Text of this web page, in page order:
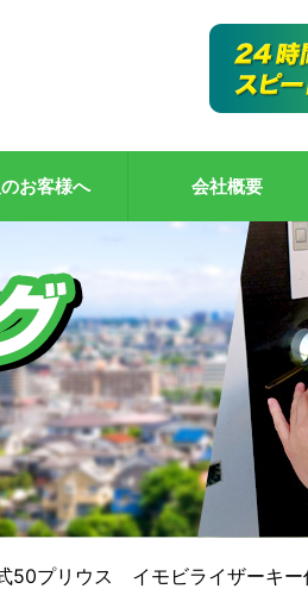
お客様へ 会社概要
50プリウス イモビライザーキー